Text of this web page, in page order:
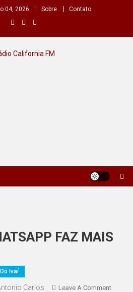
04, 2026 Sobre Contato
FAZ MAIS
Ivaí
Carlos Leave A CommentOn